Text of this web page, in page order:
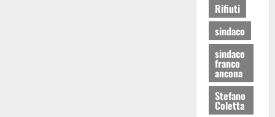
Rifiuti
sindaco
sindaco
franco
ancona
Stefano
Coletta